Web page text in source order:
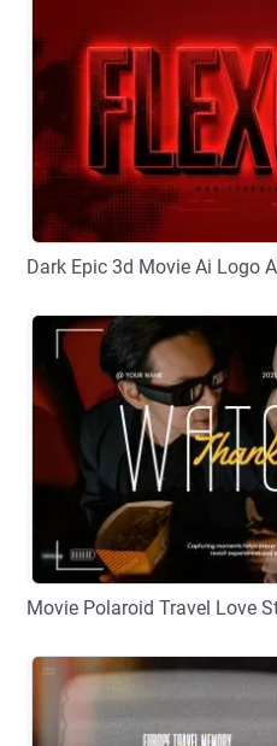
プレビュー
Dark Epic 3d Movie Ai Logo
プレビュー